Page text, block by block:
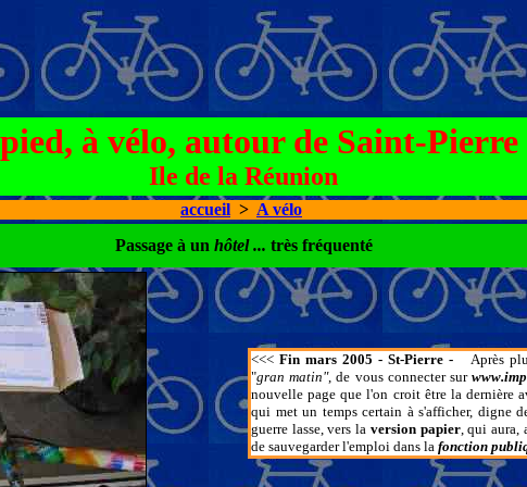
à vélo, autour de Saint-Pierre
Ile de la Réunion
accueil > A vélo
Passage à un hôtel ... très fréquenté
<<<Fin mars 2005 - St-Pierre -
Après
"gran matin", de vous connecter sur
nouvelle page que l'on croit être la dernière
qui met un temps certain à s'afficher, digne
guerre lasse, vers la version papier, qui aura,
de sauvegarder l'emploi dans la fonction